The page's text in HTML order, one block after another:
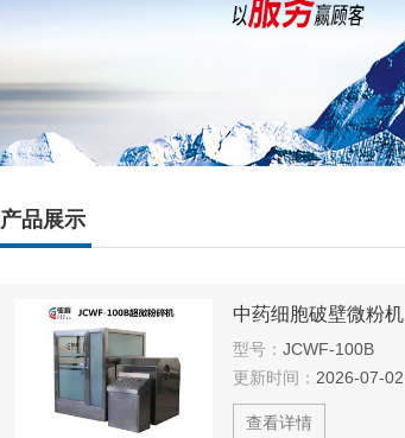
产品展示
中药细胞破壁微粉机
型号： JCWF-100B
更新时间： 2026-07-02
查看详情